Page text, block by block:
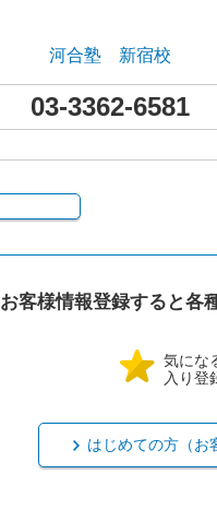
河合塾 新宿校
03-3362-6581
お客様情報登録すると各
気にな
入り登
はじめての方（お